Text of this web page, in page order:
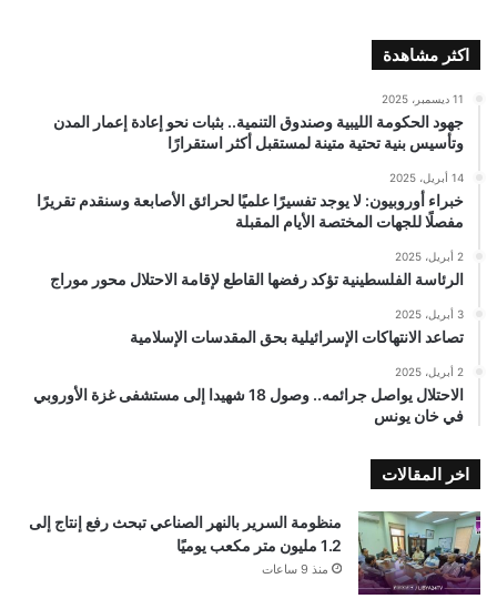
اكثر مشاهدة
11 ديسمبر، 2025
جهود الحكومة الليبية وصندوق التنمية.. بثبات نحو إعادة إعمار المدن
وتأسيس بنية تحتية متينة لمستقبل أكثر استقرارًا
14 أبريل، 2025
خبراء أوروبيون: لا يوجد تفسيرًا علميًا لحرائق الأصابعة وسنقدم تقريرًا
مفصلًا للجهات المختصة الأيام المقبلة
2 أبريل، 2025
الرئاسة الفلسطينية تؤكد رفضها القاطع لإقامة الاحتلال محور موراج
3 أبريل، 2025
تصاعد الانتهاكات الإسرائيلية بحق المقدسات الإسلامية
2 أبريل، 2025
الاحتلال يواصل جرائمه.. وصول 18 شهيدا إلى مستشفى غزة الأوروبي
في خان يونس
اخر المقالات
منظومة السرير بالنهر الصناعي تبحث رفع إنتاج إلى
1.2 مليون متر مكعب يوميًا
منذ 9 ساعات